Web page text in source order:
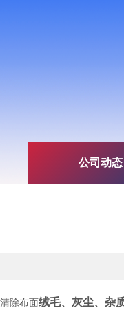
公司动态
清除布面绒毛、灰尘、杂